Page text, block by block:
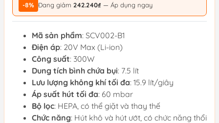
-8% Đang giảm 242.240₫ — Áp dụng ngay
Mã sản phẩm: SCV002-B1
Điện áp: 20V Max (Li-ion)
Công suất: 300W
Dung tích bình chứa bụi: 7.5 lít
Lưu lượng không khí tối đa: 15.9 lít/giây
Áp suất hút tối đa: 60 mbar
Bộ lọc: HEPA, có thể giặt và thay thế
Chức năng: Hút khô và hút ướt, có chức năng thổi